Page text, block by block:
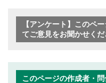
【アンケート】このペ
てご意見をお聞かせくだ
このページの作成者・